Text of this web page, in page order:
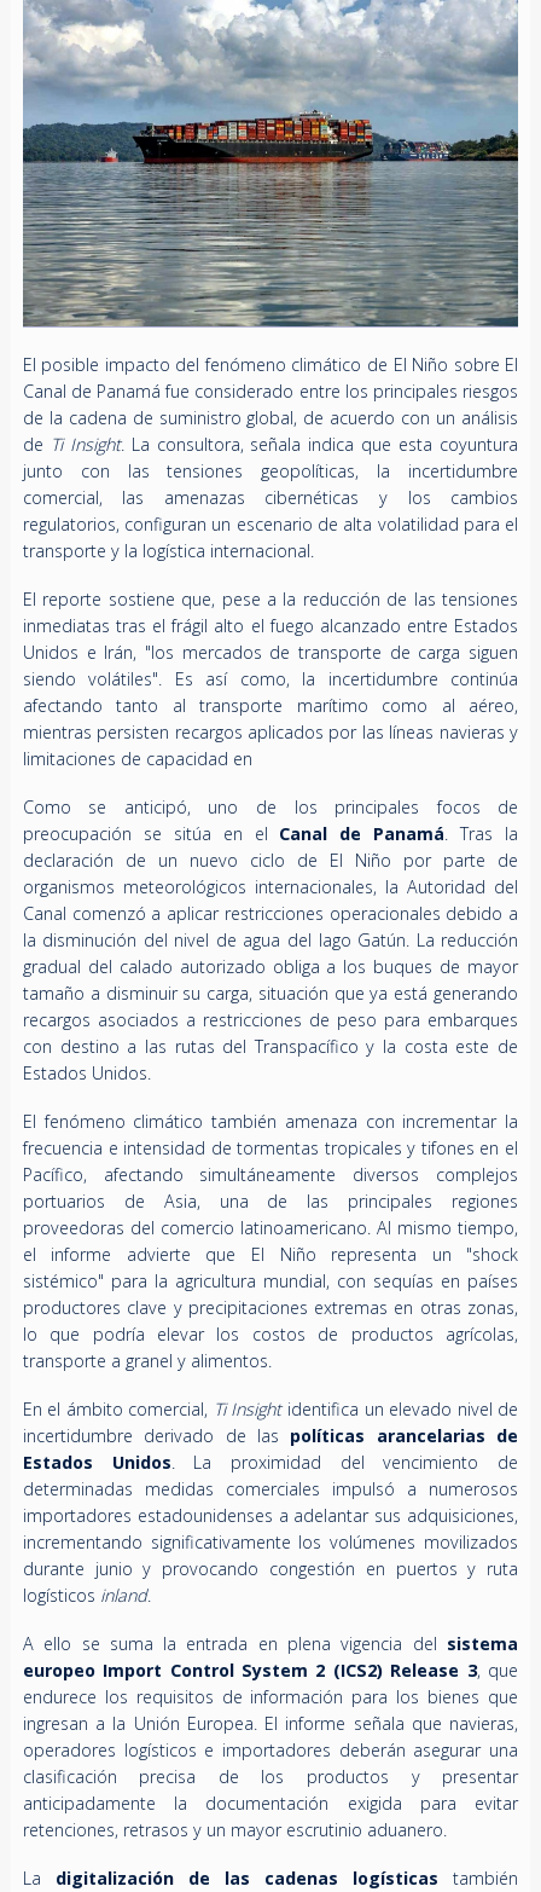
El posible impacto del fenómeno climático de El Niño sobre El
Canal de Panamá fue considerado entre los principales riesgos
de la cadena de suministro global, de acuerdo con un análisis
de Ti Insight. La consultora, señala indica que esta coyuntura
junto con las tensiones geopolíticas, la incertidumbre
comercial, las amenazas cibernéticas y los cambios
regulatorios, configuran un escenario de alta volatilidad para el
transporte y la logística internacional.
El reporte sostiene que, pese a la reducción de las tensiones
inmediatas tras el frágil alto el fuego alcanzado entre Estados
Unidos e Irán, "los mercados de transporte de carga siguen
siendo volátiles". Es así como, la incertidumbre continúa
afectando tanto al transporte marítimo como al aéreo,
mientras persisten recargos aplicados por las líneas navieras y
limitaciones de capacidad en
Como se anticipó, uno de los principales focos de
preocupación se sitúa en el Canal de Panamá. Tras la
declaración de un nuevo ciclo de El Niño por parte de
organismos meteorológicos internacionales, la Autoridad del
Canal comenzó a aplicar restricciones operacionales debido a
la disminución del nivel de agua del lago Gatún. La reducción
gradual del calado autorizado obliga a los buques de mayor
tamaño a disminuir su carga, situación que ya está generando
recargos asociados a restricciones de peso para embarques
con destino a las rutas del Transpacífico y la costa este de
Estados Unidos.
El fenómeno climático también amenaza con incrementar la
frecuencia e intensidad de tormentas tropicales y tifones en el
Pacífico, afectando simultáneamente diversos complejos
portuarios de Asia, una de las principales regiones
proveedoras del comercio latinoamericano. Al mismo tiempo,
el informe advierte que El Niño representa un "shock
sistémico" para la agricultura mundial, con sequías en países
productores clave y precipitaciones extremas en otras zonas,
lo que podría elevar los costos de productos agrícolas,
transporte a granel y alimentos.
En el ámbito comercial, Ti Insightidentifica un elevado nivel de
incertidumbre derivado de las políticas arancelarias de
Estados Unidos. La proximidad del vencimiento de
determinadas medidas comerciales impulsó a numerosos
importadores estadounidenses a adelantar sus adquisiciones,
incrementando significativamente los volúmenes movilizados
durante junio y provocando congestión en puertos y ruta
logísticos inland.
A ello se suma la entrada en plena vigencia del sistema
europeo Import Control System 2 (ICS2) Release 3, que
endurece los requisitos de información para los bienes que
ingresan a la Unión Europea. El informe señala que navieras,
operadores logísticos e importadores deberán asegurar una
clasificación precisa de los productos y presentar
anticipadamente la documentación exigida para evitar
retenciones, retrasos y un mayor escrutinio aduanero.
La digitalización de las cadenas logísticas también